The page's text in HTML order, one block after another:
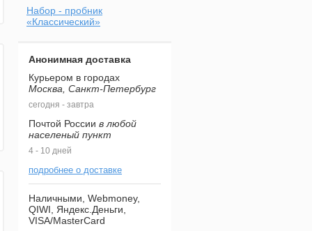
Набор - пробник
«Классический»
Анонимная доставка
Курьером в городах
Москва, Санкт-Петербург
сегодня - завтра
Почтой России в любой
населеный пункт
4 - 10 дней
подробнее о доставке
Наличными, Webmoney,
QIWI, Яндекс.Деньги,
VISA/MasterCard